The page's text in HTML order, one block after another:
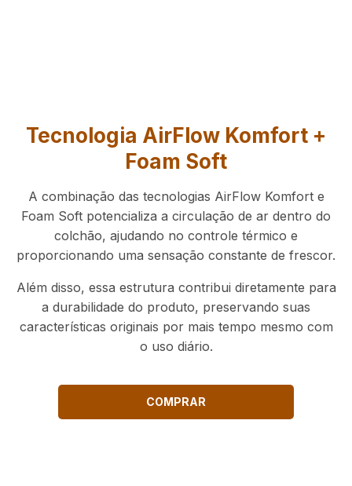
Tecnologia AirFlow Komfort +
Foam Soft
A combinação das tecnologias AirFlow Komfort e
Foam Soft potencializa a circulação de ar dentro do
colchão, ajudando no controle térmico e
proporcionando uma sensação constante de frescor.
Além disso, essa estrutura contribui diretamente para
a durabilidade do produto, preservando suas
características originais por mais tempo mesmo com
o uso diário.
COMPRAR